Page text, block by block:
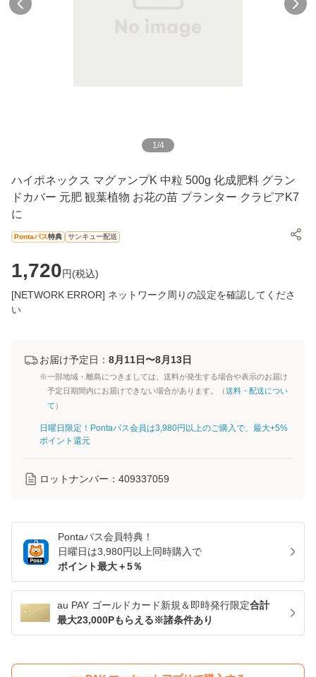
1/4
ハイポネックス マグァンプK 中粒 500g 化成肥料 グラン
ドカバー 元肥 観葉植物 お花の苗 プランター クラピアK7
に
Pontaパス特典 サンキュー配送
1,720円(税込)
[NETWORK ERROR] ネットワーク周りの設定を確認してくださ
い
お届け予定日： 8月11日〜8月13日
※一部地域・離島につきましては、送料が発生する場合や表示のお届け
予定日期間内にお届けできない場合があります。（送料・配送につい
て ）
日曜日限定！Pontaパス会員は3,980円以上のご購入で、最大+5%
ポイント還元
ロットナンバー： 409337059
Pontaパス会員特典！
日曜日は3,980円以上同時購入で
ポイント最大＋5％
au PAY ゴールドカード新規＆即時発行限定合計
最大23,000Pもらえる※諸条件あり